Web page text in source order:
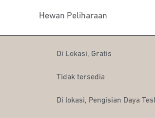
Hewan Peliharaan
Di Lokasi, Gratis
Tidak tersedia
Di lokasi, Pengisian Daya